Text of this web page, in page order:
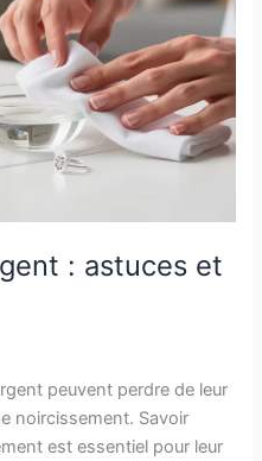
: astuces et
peuvent perdre de leur
noircissement. Savoir
est essentiel pour leur